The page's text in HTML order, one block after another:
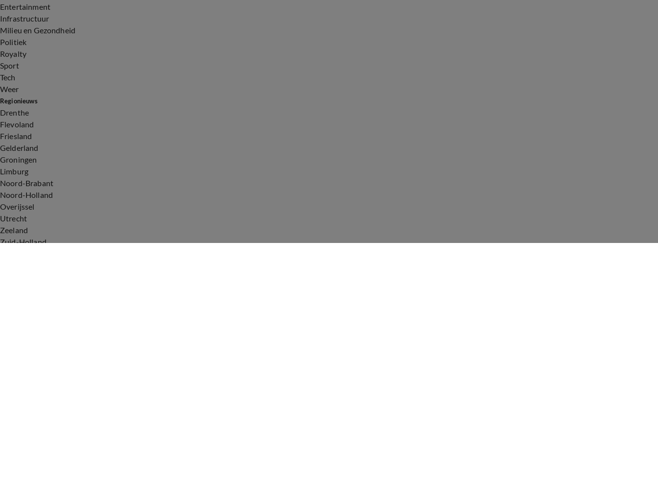
Entertainment
Infrastructuur
Milieu en Gezondheid
Politiek
Royalty
Sport
Tech
Weer
Regionieuws
Drenthe
Flevoland
Friesland
Gelderland
Groningen
Limburg
Noord-Brabant
Noord-Holland
Overijssel
Utrecht
Zeeland
Zuid-Holland